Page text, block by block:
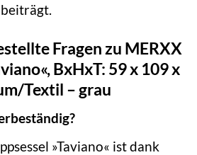
Fragen zu MERXX
BxHxT: 59 x 109 x
Textil – grau
»Taviano« ist dank